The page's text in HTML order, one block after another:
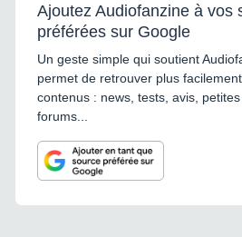
Ajoutez Audiofanzine à vos
préférées sur Google
Un geste simple qui soutient
permet de retrouver plus
contenus : news, tests, avis, petites
forums...